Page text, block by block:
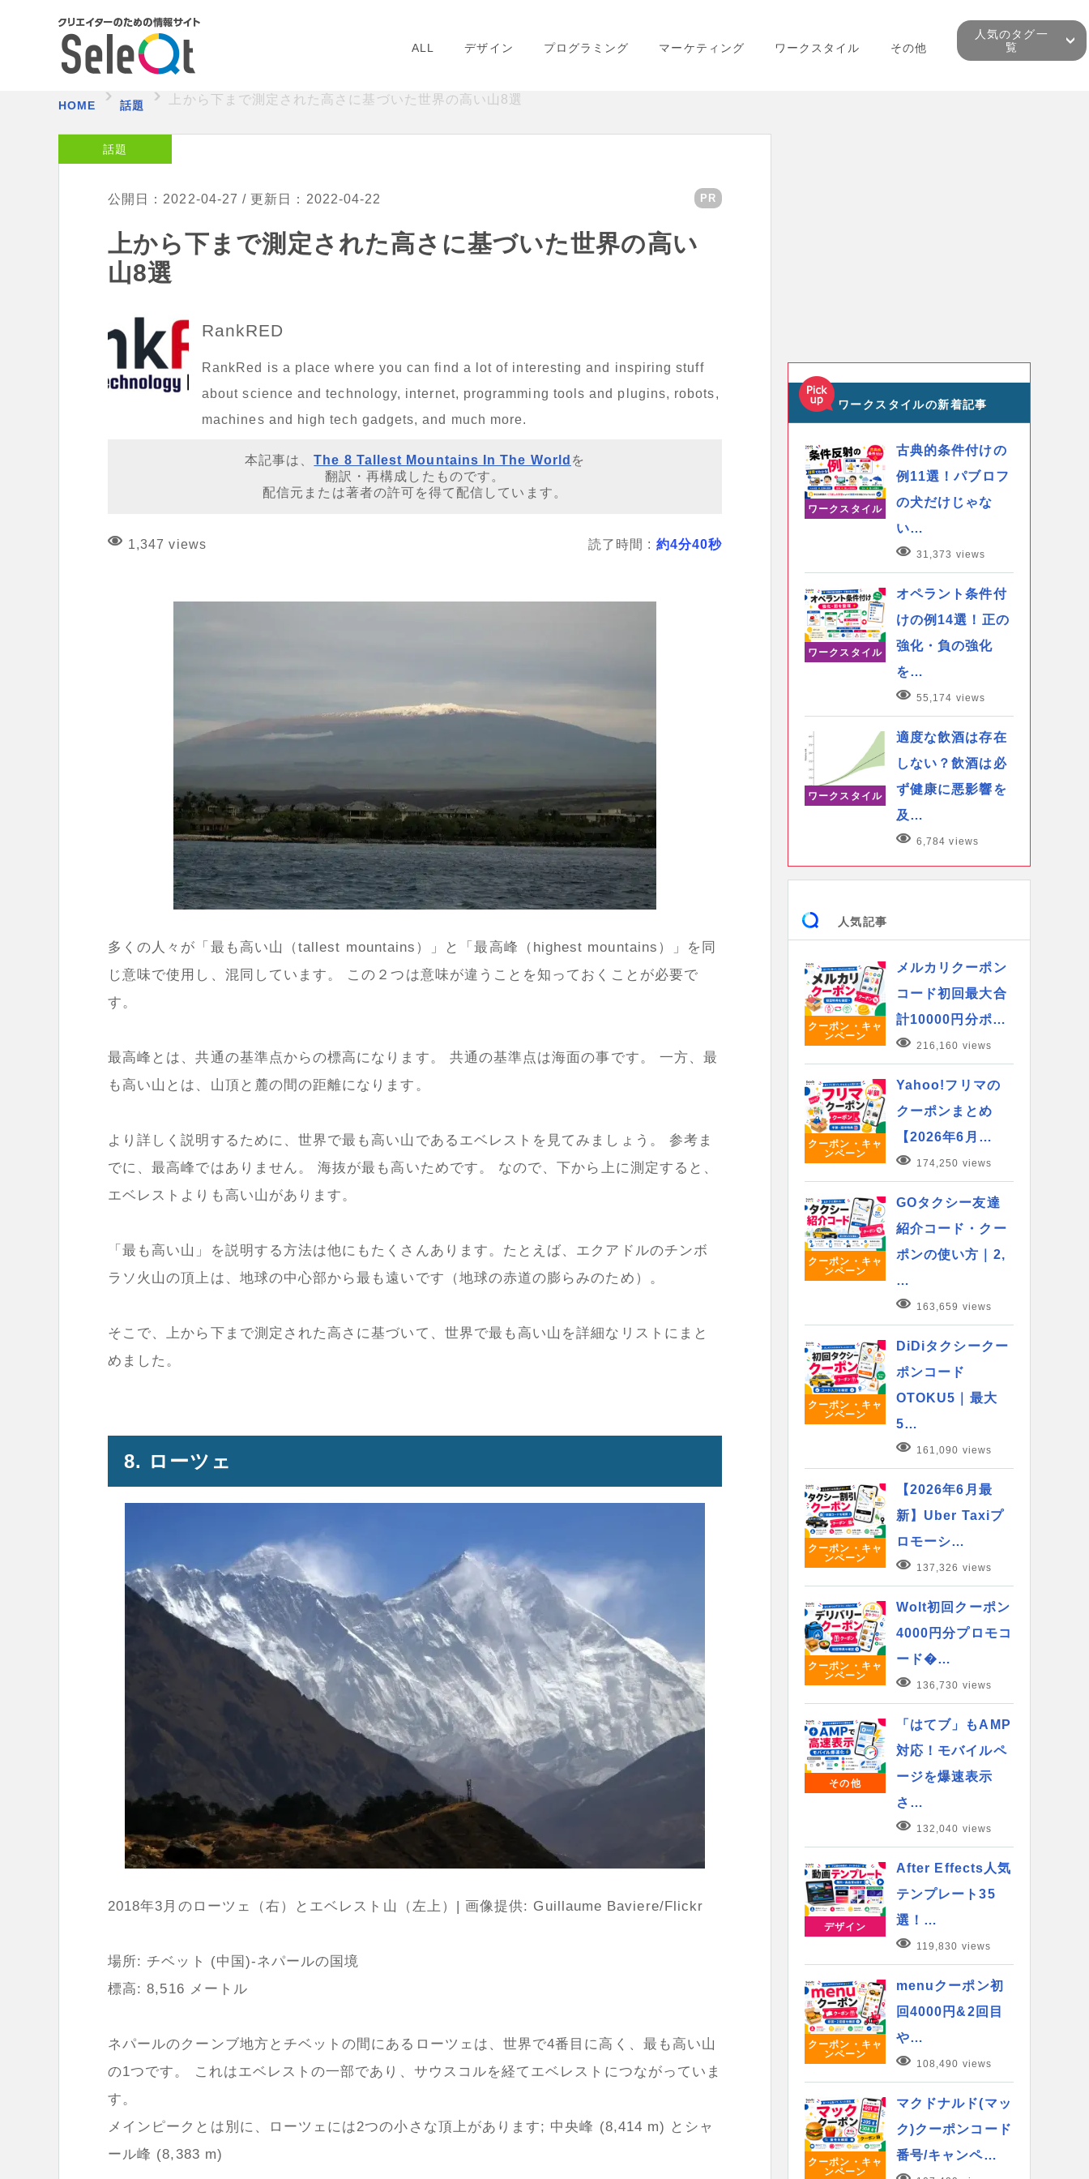
ALL デザイン プログラミング マーケティング ワークスタイル その他
人気のタグ一
覧
HOME 話題 上から下まで測定された高さに基づいた世界の高い山8選
話題
公開日：2022-04-27 / 更新日：2022-04-22 PR
上から下まで測定された高さに基づいた世界の高い
山8選
RankRED
RankRed is a place where you can find a lot of interesting and inspiring stuff
about science and technology, internet, programming tools and plugins, robots,
machines and high tech gadgets, and much more.
本記事は、The 8 Tallest Mountains In The World を
翻訳・再構成したものです。
配信元または著者の許可を得て配信しています。
1,347 views 読了時間 : 約4分40秒
多くの人々が「最も高い山（tallest mountains）」と「最高峰（highest mountains）」を同
じ意味で使用し、混同しています。 この２つは意味が違うことを知っておくことが必要で
す。
最高峰とは、共通の基準点からの標高になります。 共通の基準点は海面の事です。 一方、最
も高い山とは、山頂と麓の間の距離になります。
より詳しく説明するために、世界で最も高い山であるエベレストを見てみましょう。 参考ま
でに、最高峰ではありません。 海抜が最も高いためです。 なので、下から上に測定すると、
エベレストよりも高い山があります。
「最も高い山」を説明する方法は他にもたくさんあります。たとえば、エクアドルのチンボ
ラソ火山の頂上は、地球の中心部から最も遠いです（地球の赤道の膨らみのため）。
そこで、上から下まで測定された高さに基づいて、世界で最も高い山を詳細なリストにまと
めました。
8. ローツェ
2018年3月のローツェ（右）とエベレスト山（左上）| 画像提供: Guillaume Baviere/Flickr
場所: チベット (中国)-ネパールの国境
標高: 8,516 メートル
ネパールのクーンブ地方とチベットの間にあるローツェは、世界で4番目に高く、最も高い山
の1つです。 これはエベレストの一部であり、サウスコルを経てエベレストにつながっていま
す。
メインピークとは別に、ローツェには2つの小さな頂上があります; 中央峰 (8,414 m) とシャ
ール峰 (8,383 m)
ワークスタイルの新着記事
ワークスタイル
古典的条件付けの
例11選！パブロフ
の犬だけじゃな
い…
31,373 views
ワークスタイル
オペラント条件付
けの例14選！正の
強化・負の強化
を…
55,174 views
ワークスタイル
適度な飲酒は存在
しない？飲酒は必
ず健康に悪影響を
及…
6,784 views
人気記事
クーポン・キャ
ンペーン
メルカリクーポン
コード初回最大合
計10000円分ポ…
216,160 views
クーポン・キャ
ンペーン
Yahoo!フリマの
クーポンまとめ
【2026年6月…
174,250 views
クーポン・キャ
ンペーン
GOタクシー友達
紹介コード・クー
ポンの使い方｜2,
…
163,659 views
クーポン・キャ
ンペーン
DiDiタクシークー
ポンコード
OTOKU5｜最大
5…
161,090 views
クーポン・キャ
ンペーン
【2026年6月最
新】Uber Taxiプ
ロモーシ…
137,326 views
クーポン・キャ
ンペーン
Wolt初回クーポン
4000円分プロモコ
ード�…
136,730 views
その他
「はてブ」もAMP
対応！モバイルペ
ージを爆速表示
さ…
132,040 views
デザイン
After Effects人気
テンプレート35
選！…
119,830 views
クーポン・キャ
ンペーン
menuクーポン初
回4000円&2回目
や…
108,490 views
クーポン・キャ
ンペーン
マクドナルド(マッ
ク)クーポンコード
番号/キャンペ…